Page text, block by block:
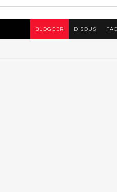
BLOGGER DISQUS